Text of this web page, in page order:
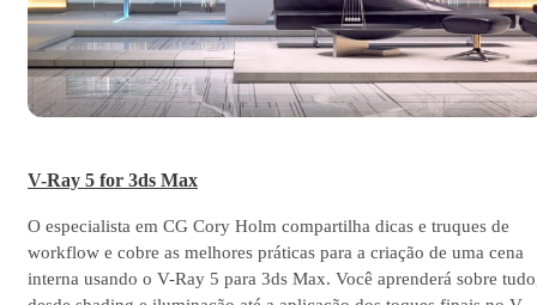
V-Ray 5 for 3ds Max
O especialista em CG Cory Holm compartilha dicas e truques de
workflow e cobre as melhores práticas para a criação de uma cena
interna usando o V-Ray 5 para 3ds Max. Você aprenderá sobre